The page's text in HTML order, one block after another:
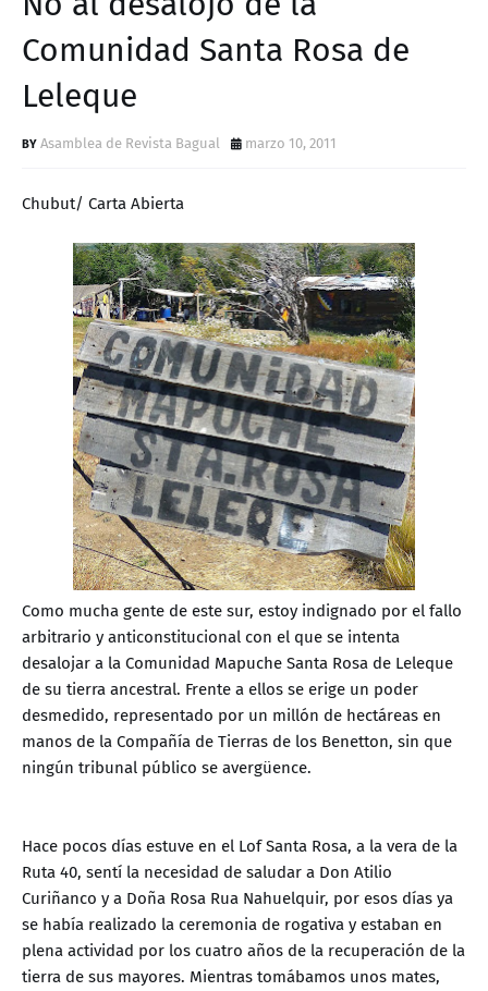
D
Comunidad Santa Rosa de
Leleque
Asamblea de Revista Bagual marzo 10, 2011
Chubut/ Carta Abierta
Como mucha gente de este sur, estoy indignado por el fallo
arbitrario y anticonstitucional con el que se intenta
desalojar a la Comunidad Mapuche Santa Rosa de Leleque
de su tierra ancestral. Frente a ellos se erige un poder
desmedido, representado por un millón de hectáreas en
manos de la Compañía de Tierras de los Benetton, sin que
ningún tribunal público se avergüence.
Hace pocos días estuve en el Lof Santa Rosa, a la vera de la
Ruta 40, sentí la necesidad de saludar a Don Atilio
Curiñanco y a Doña Rosa Rua Nahuelquir, por esos días ya
se había realizado la ceremonia de rogativa y estaban en
plena actividad por los cuatro años de la recuperación de la
tierra de sus mayores. Mientras tomábamos unos mates,